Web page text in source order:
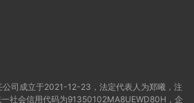
公司成立于2021-12-23，法定代表人为郑曦，注
社会信用代码为91350102MA8UEWD80H，企